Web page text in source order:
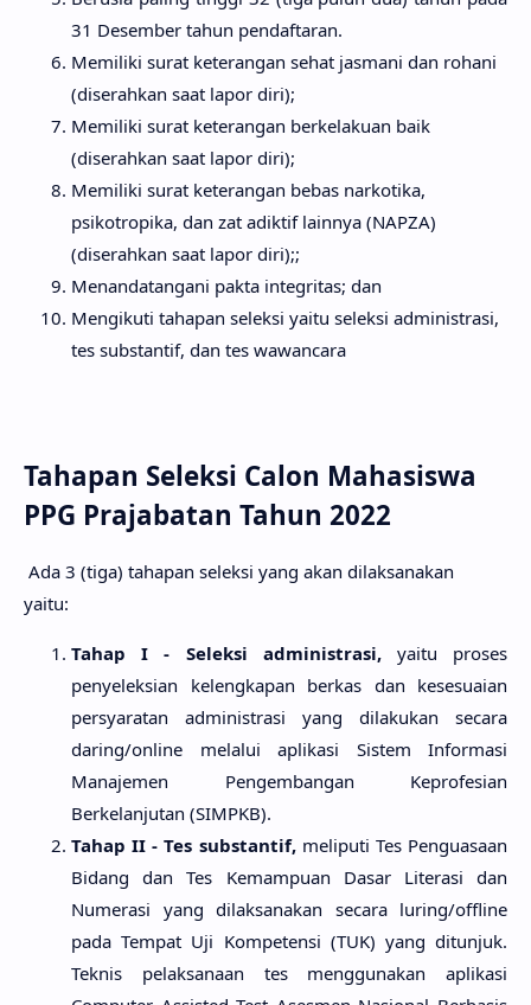
31 Desember tahun pendaftaran.
Memiliki surat keterangan sehat jasmani dan rohani
(diserahkan saat lapor diri);
Memiliki surat keterangan berkelakuan baik
(diserahkan saat lapor diri);
Memiliki surat keterangan bebas narkotika,
psikotropika, dan zat adiktif lainnya (NAPZA)
(diserahkan saat lapor diri);;
Menandatangani pakta integritas; dan
Mengikuti tahapan seleksi yaitu seleksi administrasi,
tes substantif, dan tes wawancara
Tahapan Seleksi Calon Mahasiswa
PPG Prajabatan Tahun 2022
Ada 3 (tiga) tahapan seleksi yang akan dilaksanakan
yaitu:
Tahap I - Seleksi administrasi, yaitu proses
penyeleksian kelengkapan berkas dan kesesuaian
persyaratan administrasi yang dilakukan secara
daring/online melalui aplikasi Sistem Informasi
Manajemen Pengembangan Keprofesian
Berkelanjutan (SIMPKB).
Tahap II - Tes substantif,meliputi Tes Penguasaan
Bidang dan Tes Kemampuan Dasar Literasi dan
Numerasi yang dilaksanakan secara luring/offline
pada Tempat Uji Kompetensi (TUK) yang ditunjuk.
Teknis pelaksanaan tes menggunakan aplikasi